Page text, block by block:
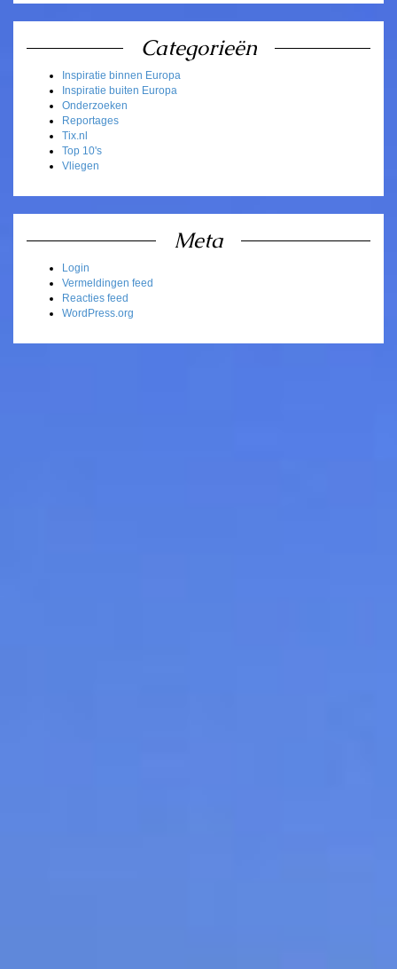
Categorieën
Inspiratie binnen Europa
Inspiratie buiten Europa
Onderzoeken
Reportages
Tix.nl
Top 10's
Vliegen
Meta
Login
Vermeldingen feed
Reacties feed
WordPress.org